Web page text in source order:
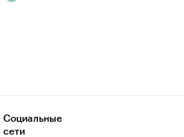
Социальные
сети